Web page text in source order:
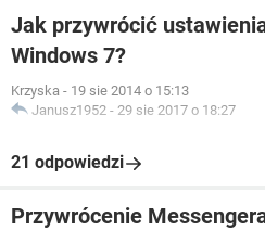
Jak przywrócić
Windows 7?
Krzyska - 19 sie 2014 o 15:13
Janusz1952 - 29 sie 2017 o 18:27
21 odpowiedzi
Przywrócenie